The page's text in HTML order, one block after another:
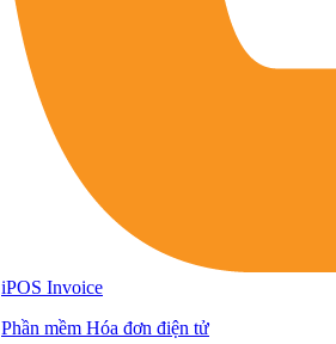
iPOS Invoice
Phần mềm Hóa đơn điện tử